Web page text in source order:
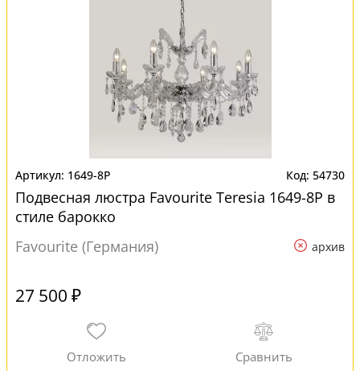
1649-8P 54730
Подвесная люстра Favourite Teresia 1649-8P в
стиле барокко
Favourite (Германия)
архив
27 500 ₽